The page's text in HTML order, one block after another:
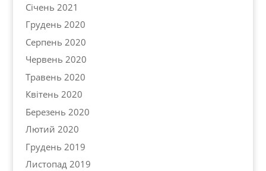
Січень 2021
Грудень 2020
Серпень 2020
Червень 2020
Травень 2020
Квітень 2020
Березень 2020
Лютий 2020
Грудень 2019
Листопад 2019